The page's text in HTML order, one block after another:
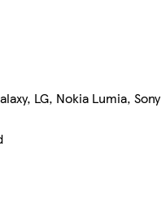
LG, Nokia Lumia, Sony